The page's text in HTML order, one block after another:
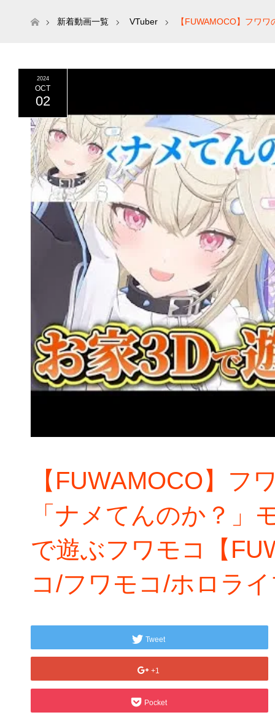
ホーム新着動画一覧 VTuber 【FUWAMOCO】フワ
2024
OCT
02
【FUWAMOCO】フ
「ナメてんのか？」
で遊ぶフワモコ【
コ/フワモコ/ホロラ
Tweet
+1
Pocket